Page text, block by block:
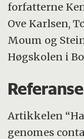
forfatterne
Ove Karlsen,
Moum og
Høgskolen i
Artikkelen
genomes